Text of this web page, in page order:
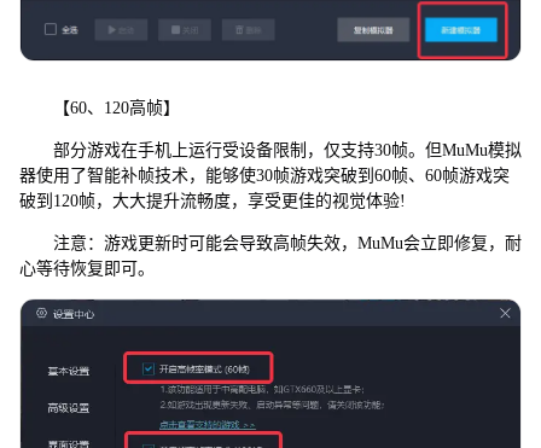
【60、120高帧】
部分游戏在手机上运行受设备限制，仅支持30帧。但MuMu模拟
器使用了智能补帧技术，能够使30帧游戏突破到60帧、60帧游戏突
破到120帧，大大提升流畅度，享受更佳的视觉体验!
注意：游戏更新时可能会导致高帧失效，MuMu会立即修复，耐
心等待恢复即可。